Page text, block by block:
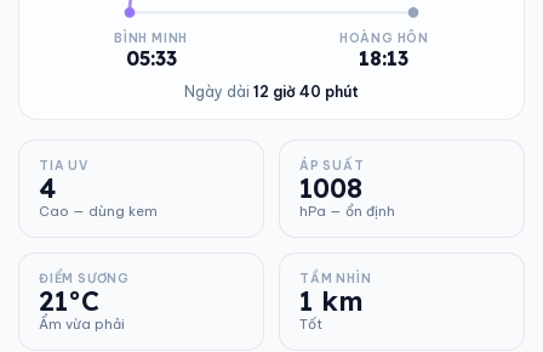
BÌNH MINH
05:33
HOÀNG HÔN
18:13
Ngày dài 12 giờ 40 phút
TIA UV
4
Cao — dùng kem
ÁP SUẤT
1008
hPa — ổn định
ĐIỂM SƯƠNG
21°C
Ẩm vừa phải
TẦM NHÌN
1 km
Tốt